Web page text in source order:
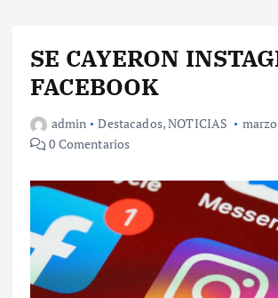
SE CAYERON
FACEBOOK
admin Destacados,NOTICIAS
0 Comentarios